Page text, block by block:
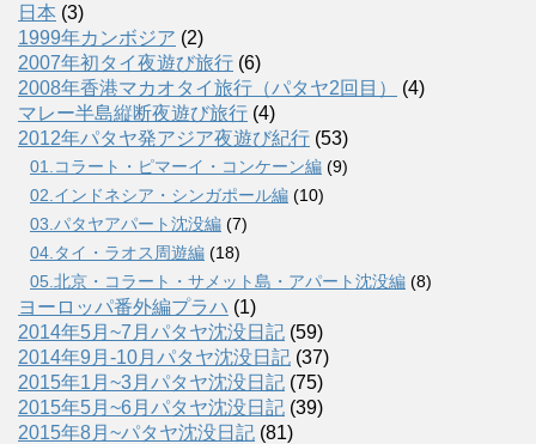
日本 (3)
1999年カンボジア (2)
2007年初タイ夜遊び旅行 (6)
2008年香港マカオタイ旅行（パタヤ2回目）
(4)
マレー半島縦断夜遊び旅行 (4)
2012年パタヤ発アジア夜遊び紀行 (53)
01.コラート・ピマーイ・コンケーン編 (9)
02.インドネシア・シンガポール編 (10)
03.パタヤアパート沈没編 (7)
04.タイ・ラオス周遊編 (18)
05.北京・コラート・サメット島・アパート沈没編 (8)
ヨーロッパ番外編プラハ (1)
2014年5月~7月パタヤ沈没日記 (59)
2014年9月-10月パタヤ沈没日記 (37)
2015年1月~3月パタヤ沈没日記 (75)
2015年5月~6月パタヤ沈没日記 (39)
2015年8月~パタヤ沈没日記 (81)